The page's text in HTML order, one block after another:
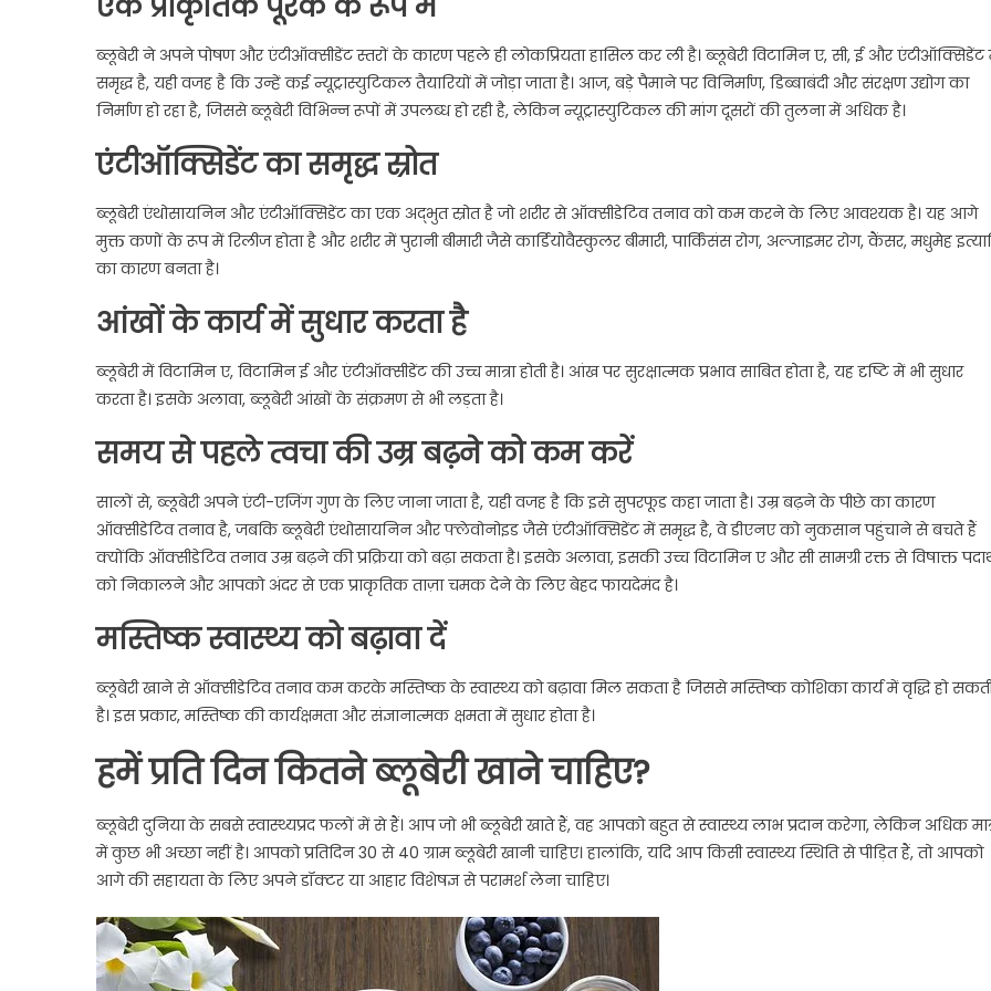
ब्लूबेरी ने अपने पोषण और एंटीऑक्सीडेंट स्तरों के कारण पहले ही लोकप्रियता हासिल कर ली है। ब्लूबेरी विटामिन ए, सी, ई और एंटीऑक्सिडेंट
समृद्ध है, यही वजह है कि उन्हें कई न्यूट्रास्युटिकल तैयारियों में जोड़ा जाता है। आज, बड़े पैमाने पर विनिर्माण, डिब्बाबंदी और संरक्षण उद्योग का
निर्माण हो रहा है, जिससे ब्लूबेरी विभिन्न रूपों में उपलब्ध हो रही है, लेकिन न्यूट्रास्युटिकल की मांग दूसरों की तुलना में अधिक है।
एंटीऑक्सिडेंट का समृद्ध स्रोत
ब्लूबेरी एंथोसायनिन और एंटीऑक्सिडेंट का एक अद्भुत स्रोत है जो शरीर से ऑक्सीडेटिव तनाव को कम करने के लिए आवश्यक है। यह आगे
मुक्त कणों के रूप में रिलीज होता है और शरीर में पुरानी बीमारी जैसे कार्डियोवैस्कुलर बीमारी, पार्किंसंस रोग, अल्जाइमर रोग, कैंसर, मधुमेह
का कारण बनता है।
आंखों के कार्य में सुधार करता है
ब्लूबेरी में विटामिन ए, विटामिन ई और एंटीऑक्सीडेंट की उच्च मात्रा होती है। आंख पर सुरक्षात्मक प्रभाव साबित होता है, यह दृष्टि में भी सुधार
करता है। इसके अलावा, ब्लूबेरी आंखों के संक्रमण से भी लड़ता है।
समय से पहले त्वचा की उम्र बढ़ने को कम करें
सालों से, ब्लूबेरी अपने एंटी-एजिंग गुण के लिए जाना जाता है, यही वजह है कि इसे सुपरफूड कहा जाता है। उम्र बढ़ने के पीछे का कारण
ऑक्सीडेटिव तनाव है, जबकि ब्लूबेरी एंथोसायनिन और फ्लेवोनोइड जैसे एंटीऑक्सिडेंट में समृद्ध है, वे डीएनए को नुकसान पहुंचाने से बचते हैं
क्योंकि ऑक्सीडेटिव तनाव उम्र बढ़ने की प्रक्रिया को बढ़ा सकता है। इसके अलावा, इसकी उच्च विटामिन ए और सी सामग्री रक्त से विषाक्त
को निकालने और आपको अंदर से एक प्राकृतिक ताज़ा चमक देने के लिए बेहद फायदेमंद है।
मस्तिष्क स्वास्थ्य को बढ़ावा दें
ब्लूबेरी खाने से ऑक्सीडेटिव तनाव कम करके मस्तिष्क के स्वास्थ्य को बढ़ावा मिल सकता है जिससे मस्तिष्क कोशिका कार्य में वृद्धि हो
है। इस प्रकार, मस्तिष्क की कार्यक्षमता और संज्ञानात्मक क्षमता में सुधार होता है।
हमें प्रति दिन कितने ब्लूबेरी खाने चाहिए?
ब्लूबेरी दुनिया के सबसे स्वास्थ्यप्रद फलों में से हैं। आप जो भी ब्लूबेरी खाते हैं, वह आपको बहुत से स्वास्थ्य लाभ प्रदान करेगा, लेकिन अधिक
में कुछ भी अच्छा नहीं है। आपको प्रतिदिन 30 से 40 ग्राम ब्लूबेरी खानी चाहिए। हालांकि, यदि आप किसी स्वास्थ्य स्थिति से पीड़ित हैं, तो आपको
आगे की सहायता के लिए अपने डॉक्टर या आहार विशेषज्ञ से परामर्श लेना चाहिए।